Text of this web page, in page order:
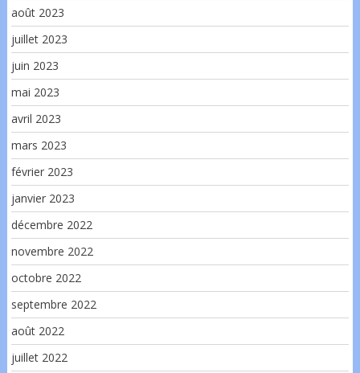
août 2023
juillet 2023
juin 2023
mai 2023
avril 2023
mars 2023
février 2023
janvier 2023
décembre 2022
novembre 2022
octobre 2022
septembre 2022
août 2022
juillet 2022